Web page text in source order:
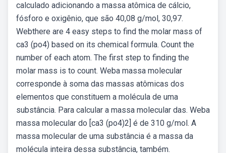
calculado adicionando a massa atômica de cálcio,
fósforo e oxigênio, que são 40,08 g/mol, 30,97.
Webthere are 4 easy steps to find the molar mass of
ca3 (po4) based on its chemical formula. Count the
number of each atom. The first step to finding the
molar mass is to count. Weba massa molecular
corresponde à soma das massas atômicas dos
elementos que constituem a molécula de uma
substância. Para calcular a massa molecular das. Weba
massa molecular do [ca3 (po4)2] é de 310 g/mol. A
massa molecular de uma substância é a massa da
molécula inteira dessa substância, também.